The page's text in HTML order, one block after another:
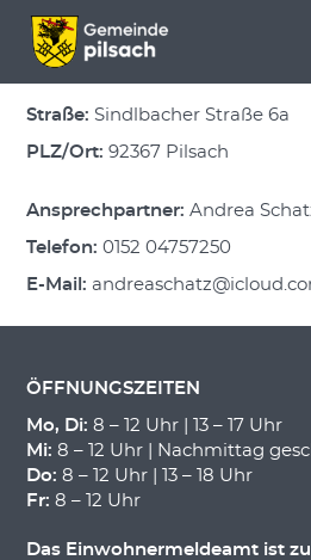
Menü überspringen
Menü überspringen
Obst- und
Litzlohe
Straße: Sindlbacher Straße 6a
PLZ/Ort: 92367 Pilsach
Ansprechpartner: Andrea
Telefon: 0152 04757250
E-Mail:
ÖFFNUNGSZEITEN
Mo, Di: 8 – 12 Uhr | 13 – 17 Uhr
Mi: 8 – 12 Uhr | Nachmittag
Do: 8 – 12 Uhr | 13 – 18 Uhr
Fr: 8 – 12 Uhr
Das Einwohnermeldeamt ist